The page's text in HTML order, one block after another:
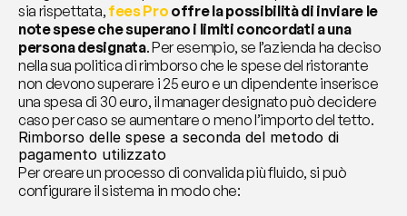
sia rispettata, fees Pro offre la possibilità di inviare le
note spese che superano i limiti concordati a una
persona designata. Per esempio, se l’azienda ha deciso
nella sua politica di rimborso che le spese del ristorante
non devono superare i 25 euro e un dipendente inserisce
una spesa di 30 euro, il manager designato può decidere
caso per caso se aumentare o meno l’importo del tetto.
Rimborso delle spese a seconda del metodo di
pagamento utilizzato
Per creare un processo di convalida più fluido, si può
configurare il sistema in modo che: